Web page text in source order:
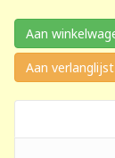
Aan
Aan